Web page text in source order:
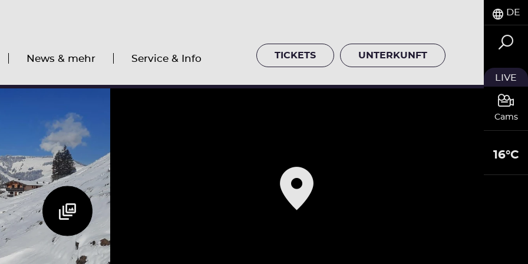
News & mehr Service & Info TICKETS UNTERKUNFT
DE
LIVE
Cams
16°C